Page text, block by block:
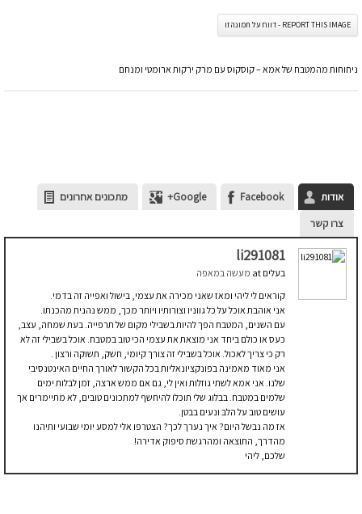
REPORT THIS IMAGE - דווח על תמונה זו
ניחוחות מהמטבח של אמא – קוסקוס עם מרק ירקות ארומטי ומנחם
אודות Facebook
Google+
מתכונים אחרונים
צרו קשר
li291081
בעלים
מעשה במאפה
קוראים לי ליהי ומאז שאני מכירה את עצמי, בישול ואפייה זה בדמי.
אני אוהבת אוכל על כל גווניו וצורותיו ויותר מכך, ממש נהנית מהכנתו.
עם השנים, המטבח הפך להיות בשבילי מקום של תרפייה. בעת שמחה, עצב,
כעס או כולם ביחד אני מוצאת את עצמי הכי טוב במטבח. אוכל בשבילי זה לא
רק כי צריך לאכול. אוכל בשבילי זה צורך קיומי, חשק, תשוקה ורצון .
אני מאוד מאמינה בפונקציונאליות בכל הקשור לאורך החיים האינטנסיבי
שלנו. אני אמא לשתי גוזלות ואין לי, גם אם ממש ארצה, זמן לבלות ימים
שלמים במטבח. בבלוג שלי תוכלו להיחשף למתכונים טובים, לא מתיימרים אך
עושים טוב על הלב ונעים בבטן.
אז מה נבשל היום? איך נערך לכך? הצטרפו אלי למסע יומי שבועי ותיהנו
מהדרך, התוצאה ומהרגשת סיפוק אדירה!
שלכם, ליהי